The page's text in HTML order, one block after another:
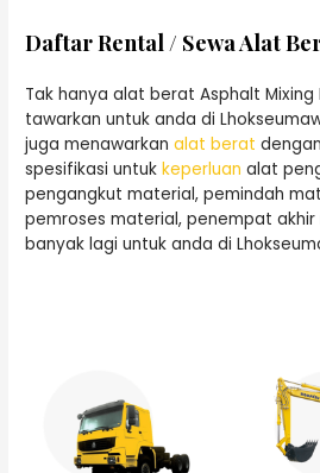
Daftar Rental / Sewa Alat
Tak hanya alat berat Asphalt Mixing
tawarkan untuk anda di
juga menawarkanalat berat
spesifikasi untukkeperluan alat
pengangkut material, pemindah
pemroses material, penempat
banyak lagi untuk anda di